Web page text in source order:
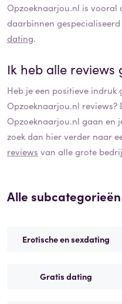
Opzoeknaarjou.nl is vooral
daarbinnen
dating.
Ik heb alle reviews
Heb je een positieve indruk
Opzoeknaarjou.nl reviews?
Opzoeknaarjou.nl gaan en
zoek dan hier verder naar
reviews van alle grote
Alle
Erotische en sexdating
Gratis dating